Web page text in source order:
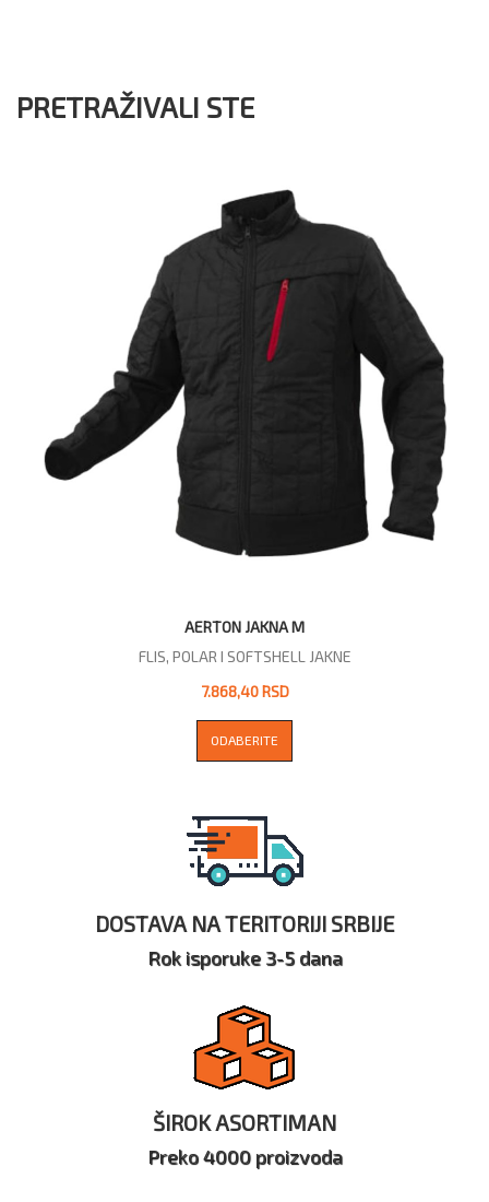
PRETRAŽIVALI STE
AERTON JAKNA M
FLIS, POLAR I SOFTSHELL JAKNE
7.868,40 RSD
ODABERITE
DOSTAVA NA TERITORIJI SRBIJE
Rok isporuke 3-5 dana
ŠIROK ASORTIMAN
Preko 4000 proizvoda